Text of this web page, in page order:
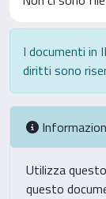
I documenti in
diritti sono
Utilizza
questo